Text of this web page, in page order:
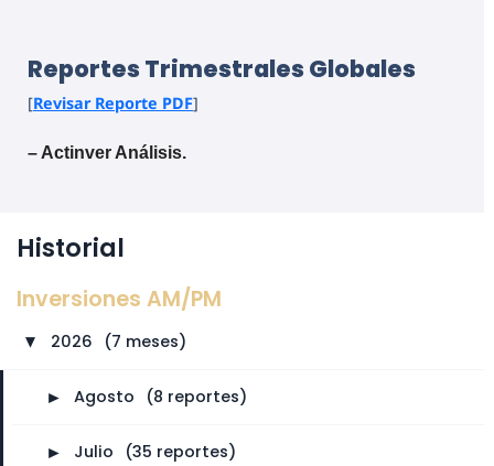
Reportes Trimestrales Globales
[Revisar Reporte PDF]
– Actinver Análisis.
Historial
Inversiones AM/PM
► 2026 (7 meses)
► Agosto (8 reportes)
► Julio (35 reportes)